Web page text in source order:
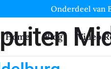
Onderdeel van
Home Blog Video